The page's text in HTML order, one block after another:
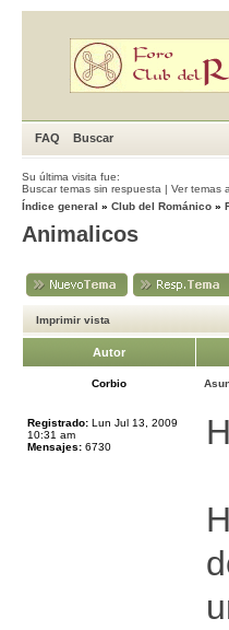
FAQ Buscar
Su última visita fue:
Buscar temas sin respuesta | Ver temas
Índice general » Club del Románico »
Animalicos
Imprimir vista
Autor
Corbio
Registrado: Lun Jul 13, 2009
10:31 am
Mensajes: 6730